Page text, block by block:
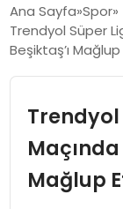
MALIYETLERINI
Ana Sayfa Spor
Trendyol Süper
Beşiktaş’ı
Trendyol
Mağlup